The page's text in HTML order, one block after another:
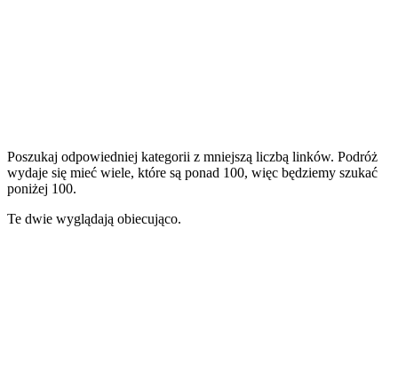
Poszukaj odpowiedniej kategorii z mniejszą liczbą linków. Podróż
wydaje się mieć wiele, które są ponad 100, więc będziemy szukać
poniżej 100.
Te dwie wyglądają obiecująco.